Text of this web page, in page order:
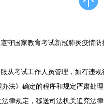
国家教育考试新冠肺炎疫情防
考试工作人员管理，如有违规
法》确定的程序和规定严肃处
律规定，移送司法机关追究法